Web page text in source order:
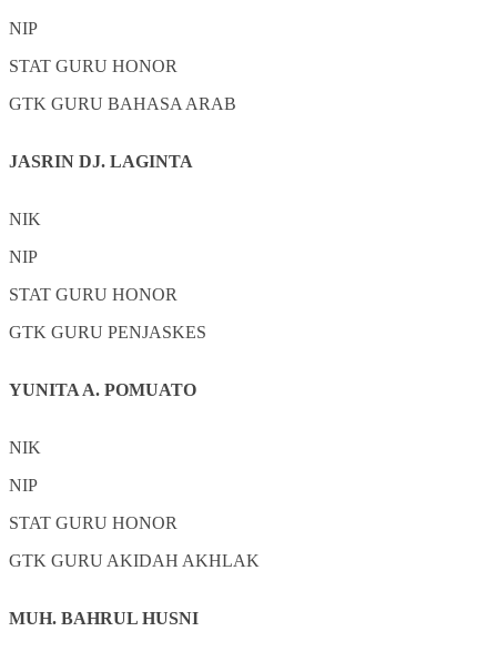
NIP
STAT GURU HONOR
GTK GURU BAHASA ARAB
JASRIN DJ. LAGINTA
NIK
NIP
STAT GURU HONOR
GTK GURU PENJASKES
YUNITA A. POMUATO
NIK
NIP
STAT GURU HONOR
GTK GURU AKIDAH AKHLAK
MUH. BAHRUL HUSNI